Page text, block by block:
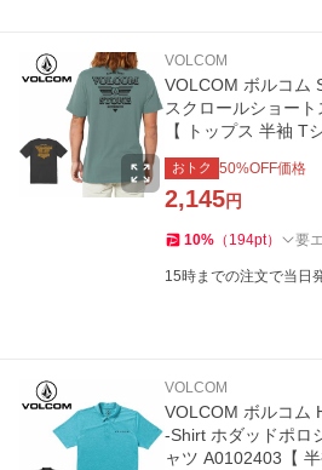
VOLCOM
VOLCOM ボルコム
スクロールショー
【 トップス 半袖 T
】【メール便・代引
おトク 50%OFF価格
2,145円
10% （ 194pt） 要
15時までの注文で当日
VOLCOM
VOLCOM ボルコム
-Shirt ホダッドポロ
ャツ A0102403【